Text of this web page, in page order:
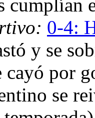
cumplían
0-4:
y se
cayó por
se